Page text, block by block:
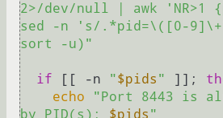
2>/dev/null | awk 'NR>1
sed -n 's/.*pid=\([0-
sort -u)"
if [[ -n "$pids " ]];
echo
"Port 8443 is
by PID(s): $pids "